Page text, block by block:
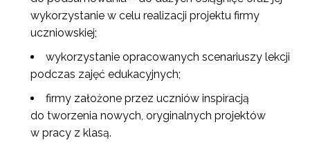
wykorzystanie w celu realizacji projektu firmy
uczniowskiej;
wykorzystanie opracowanych scenariuszy lekcji
podczas zajęć edukacyjnych;
firmy założone przez uczniów inspiracją
do tworzenia nowych, oryginalnych projektów
w pracy z klasą.